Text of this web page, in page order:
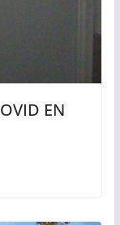
EN